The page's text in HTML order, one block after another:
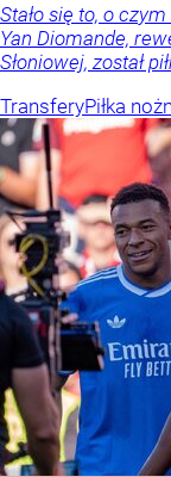
Stało się to, o
Yan Diomande,
Słoniowej, został
TransferyPiłka